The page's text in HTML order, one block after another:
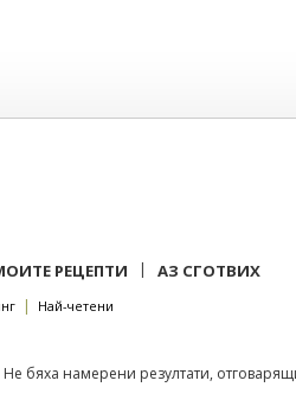
РЕЦЕПТИ | АЗ СГОТВИХ
| Най-четени
Не бяха намерени резултати,